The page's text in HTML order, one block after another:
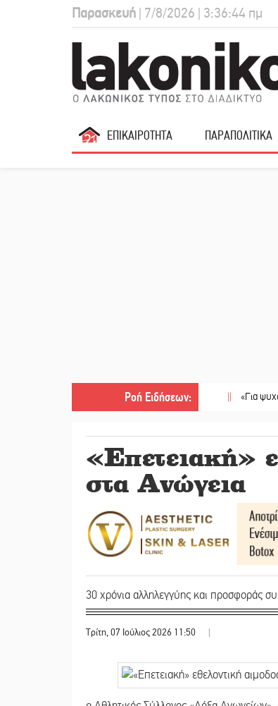
Παρασκευή | 7/8/2026 | 3:36:45 πμ
ΕΠΙΚΑΙΡΟΤΗΤΑ ΠΑΡΑΠΟΛΙΤΙΚΑ
Ροή Ειδήσεων:
|| «Για
«Επετειακή»
στα Ανώγεια
30 χρόνια αλληλεγγύης και προσφοράς
Τρίτη, 07 Ιούλιος 2026 11:50 |